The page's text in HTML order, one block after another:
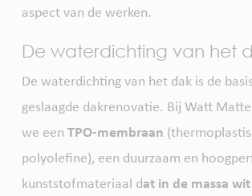
aspect van de werken.
De waterdichting van het
De waterdichting van het dak is de
geslaagde dakrenovatie. Bij Watt
we een TPO-membraan
polyolefine), een duurzaam en
kunststofmateriaal dat in de massa